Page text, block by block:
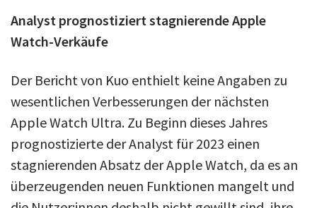
Analyst prognostiziert stagnierende Apple
Watch-Verkäufe
Der Bericht von Kuo enthielt keine Angaben zu
wesentlichen Verbesserungen der nächsten
Apple Watch Ultra. Zu Beginn dieses Jahres
prognostizierte der Analyst für 2023 einen
stagnierenden Absatz der Apple Watch, da es an
überzeugenden neuen Funktionen mangelt und